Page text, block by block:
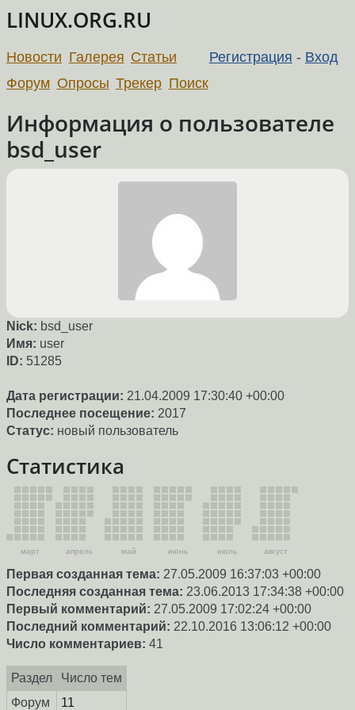
LINUX.ORG.RU
Регистрация - Вход
Новости Галерея Статьи
Форум Опросы Трекер Поиск
Информация о пользователе
bsd_user
Nick: bsd_user
Имя: user
ID: 51285
Дата регистрации: 21.04.2009 17:30:40 +00:00
Последнее посещение: 2017
Статус: новый пользователь
Статистика
март апрель май июнь июль август
Первая созданная тема: 27.05.2009 16:37:03 +00:00
Последняя созданная тема: 23.06.2013 17:34:38 +00:00
Первый комментарий: 27.05.2009 17:02:24 +00:00
Последний комментарий: 22.10.2016 13:06:12 +00:00
Число комментариев: 41
Раздел
Число тем
Форум
11